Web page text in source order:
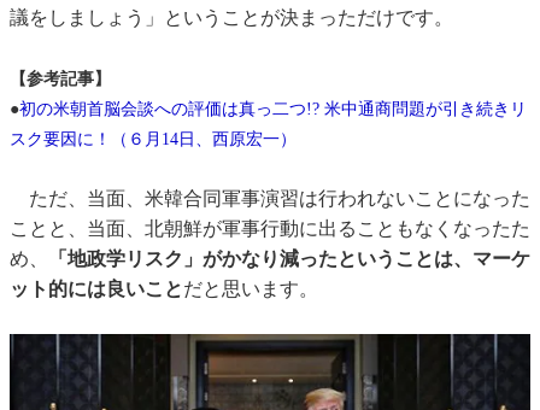
議をしましょう」ということが決まっただけです。
【参考記事】
●初の米朝首脳会談への評価は真っ二つ!? 米中通商問題が引き続きリ
スク要因に！（６月14日、西原宏一）
ただ、当面、米韓合同軍事演習は行われないことになった
ことと、当面、北朝鮮が軍事行動に出ることもなくなったた
め、
「地政学リスク」がかなり減ったということは、マーケ
ット的には良いことだと思います。